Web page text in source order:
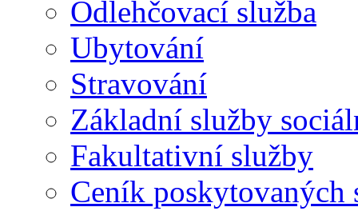
Odlehčovací služba
Ubytování
Stravování
Základní služby
Fakultativní služby
Ceník poskytovaných